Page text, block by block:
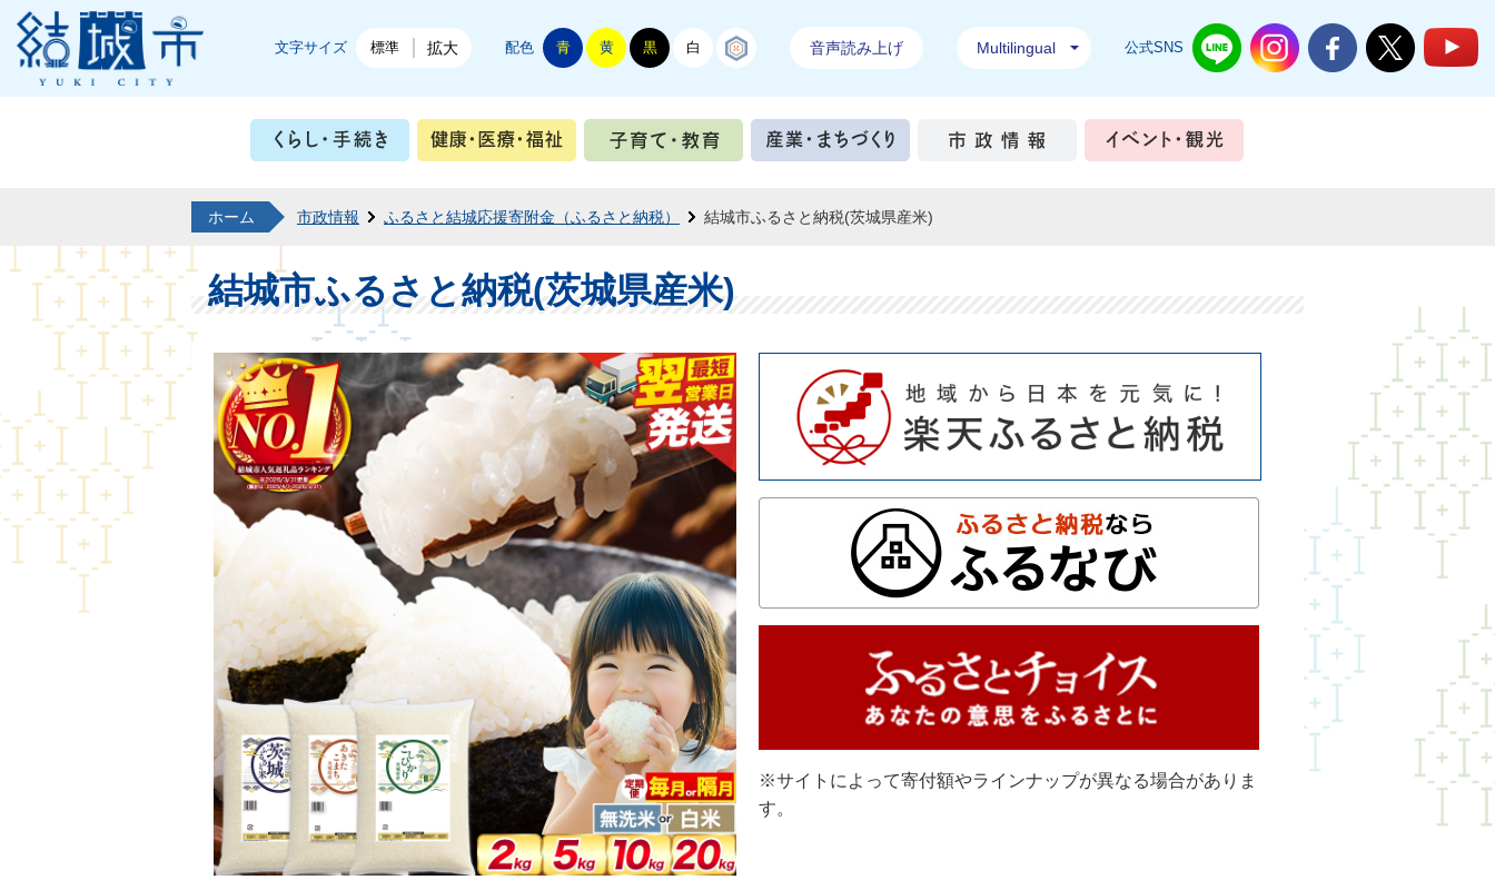
結城市公式ホームページ
文字サイズ 標準 拡大 配色 青 黄 黒 白 音声読み上げ Multilingual 公式SNS 結城市公式LINE結城市公式Instagram
結城市公式Facebook
結城市公式
くらし・手続き 健康・医療・福祉 子育て・教育 産業・まちづくり 市政情報
ホーム 市政情報 ふるさと結城応援寄附金（ふるさと納税） 結城市ふるさと納税(茨城県産米)
結城市ふるさと納税(茨城県産米)
※サイトによって寄付額やラインナップが異なる場合がありま
す。